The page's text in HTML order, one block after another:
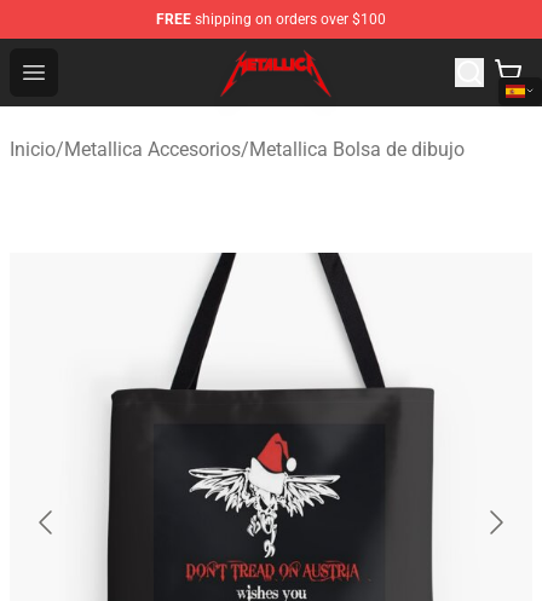
FREE shipping on orders over $100
Open menu
Metallica Store - Official Metallica Merchandise Shop
Inicio/Metallica Accesorios/Metallica Bolsa de dibujo